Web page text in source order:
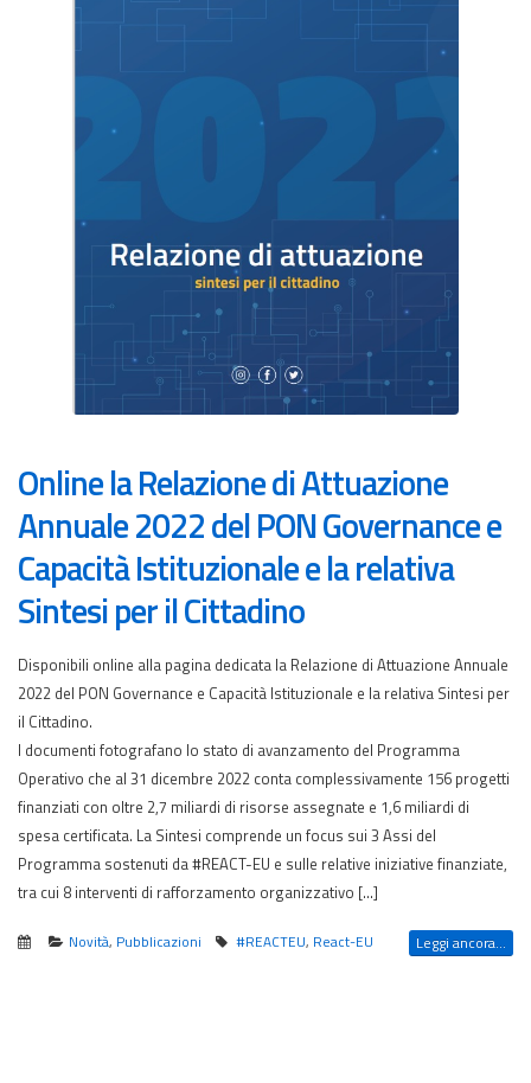
Online la Relazione di Attuazione
Annuale 2022 del PON Governance e
Capacità Istituzionale e la relativa
Sintesi per il Cittadino
Disponibili online alla pagina dedicata la Relazione di Attuazione Annuale
2022 del PON Governance e Capacità Istituzionale e la relativa Sintesi per
il Cittadino.
I documenti fotografano lo stato di avanzamento del Programma
Operativo che al 31 dicembre 2022 conta complessivamente 156 progetti
finanziati con oltre 2,7 miliardi di risorse assegnate e 1,6 miliardi di
spesa certificata. La Sintesi comprende un focus sui 3 Assi del
Programma sostenuti da #REACT-EU e sulle relative iniziative finanziate,
tra cui 8 interventi di rafforzamento organizzativo […]
Novità, Pubblicazioni #REACTEU, React-EU Leggi ancora...